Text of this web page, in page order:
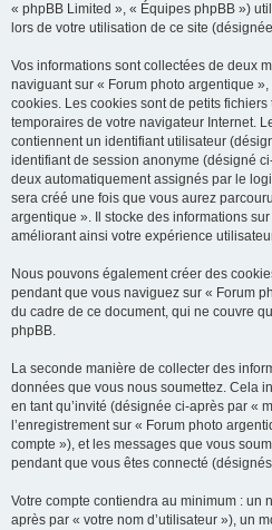
« phpBB Limited », « Équipes phpBB »)
lors de votre utilisation de ce site
Vos informations sont collectées de deux
naviguant sur « Forum photo argentique
cookies. Les cookies sont de petits
temporaires de votre navigateur Internet.
contiennent un identifiant utilisateur
identifiant de session anonyme (désigné
deux automatiquement assignés par le
sera créé une fois que vous aurez
argentique ». Il stocke des informations
améliorant ainsi votre expérience
Nous pouvons également créer des
pendant que vous naviguez sur « Forum
du cadre de ce document, qui ne couvre
phpBB.
La seconde manière de collecter des
données que vous nous soumettez. Cela
en tant qu’invité (désignée ci-après par «
l’enregistrement sur « Forum photo
compte »), et les messages que vous
pendant que vous êtes connecté
Votre compte contiendra au minimum : un
après par « votre nom d’utilisateur »), un